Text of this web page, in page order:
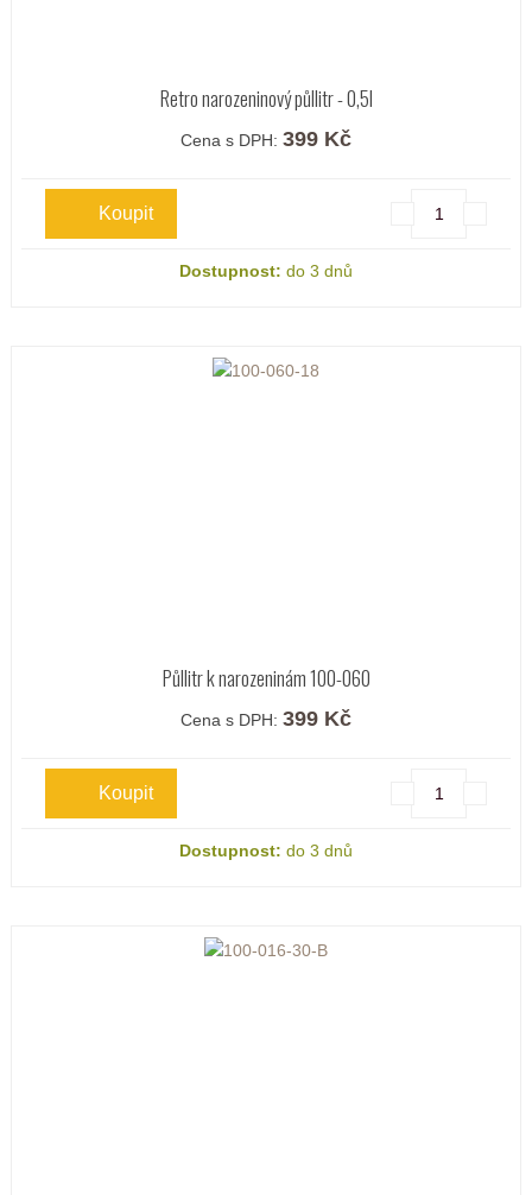
Retro narozeninový půllitr - 0,5l
Cena s DPH: 399 Kč
Dostupnost: do 3 dnů
Půllitr k narozeninám 100-060
Cena s DPH: 399 Kč
Dostupnost: do 3 dnů